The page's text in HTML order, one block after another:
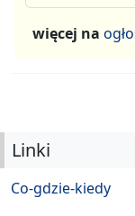
więcej na
Linki
Co-gdzie-kiedy